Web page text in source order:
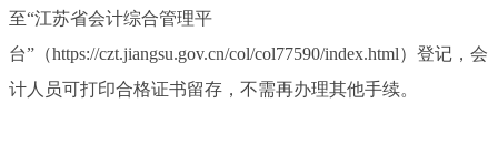
至“江苏省会计综合管理平
台”（https://czt.jiangsu.gov.cn/col/col77590/index.html）登记，会
计人员可打印合格证书留存，不需再办理其他手续。